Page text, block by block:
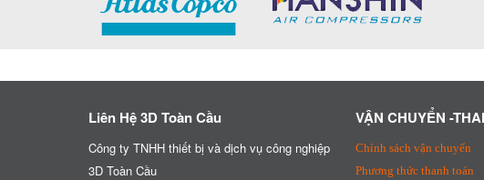
Liên Hệ 3D Toàn Cầu
Công ty TNHH thiết bị và dịch vụ công nghiệp
3D Toàn Cầu
VẬN CHUYỂN -
Chính sách vận chuyển
Phương thức thanh toán